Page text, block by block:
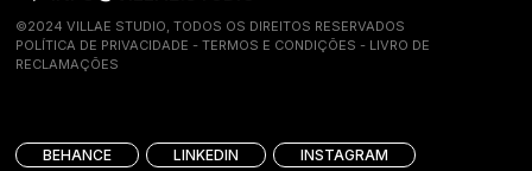
©2024 VILLAE STUDIO, TODOS OS DIREITOS RESERVADOS
POLÍTICA DE PRIVACIDADE -TERMOS E CONDIÇÕES - LIVRO DE
RECLAMAÇÕES
BEHANCE LINKEDIN INSTAGRAM